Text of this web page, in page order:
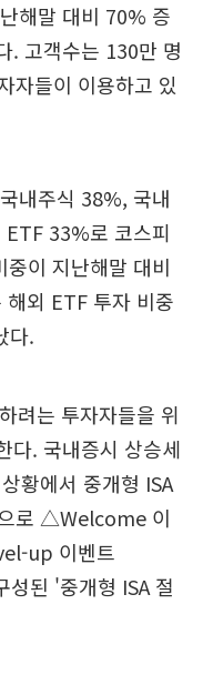
해말 대비 70% 증
. 고객수는 130만 명
자들이 이용하고 있
내주식 38%, 국내
33%로 코스피
이 지난해말 대비
외 ETF 투자 비중
다.
려는 투자자들을 위
다. 국내증시 상승세
황에서 중개형 ISA
로 △Welcome 이
up 이벤트
된 '중개형 ISA 절